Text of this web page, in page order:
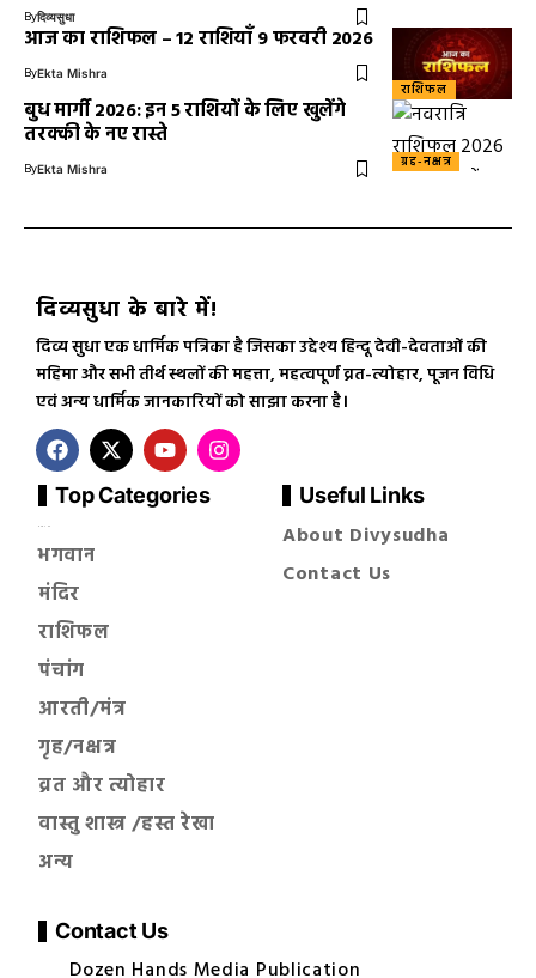
Byदिव्यसुधा
राशिफल
आज का राशिफल – 12 राशियाँ 9 फरवरी 2026
ByEkta Mishra
ग्रह-नक्षत्र
बुध मार्गी 2026: इन 5 राशियों के लिए खुलेंगे
तरक्की के नए रास्ते
ByEkta Mishra
दिव्यसुधा के बारे में!
दिव्य सुधा एक धार्मिक पत्रिका है जिसका उद्देश्य हिन्दू देवी-देवताओं की
महिमा और सभी तीर्थ स्थलों की महत्ता, महत्वपूर्ण व्रत-त्योहार, पूजन विधि
एवं अन्य धार्मिक जानकारियों को साझा करना है।
Top Categories
सनातन धर्म
भगवान
मंदिर
राशिफल
पंचांग
आरती/मंत्र
गृह/नक्षत्र
व्रत और त्योहार
वास्तु शास्त्र /हस्त रेखा
अन्य
Useful Links
About Divysudha
Contact Us
Contact Us
Dozen Hands Media Publication